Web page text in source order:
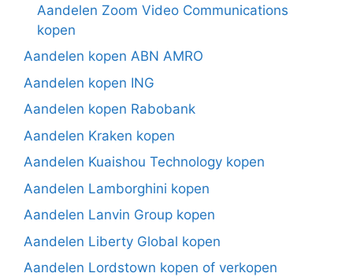
Aandelen Zoom Video Communications
kopen
Aandelen kopen ABN AMRO
Aandelen kopen ING
Aandelen kopen Rabobank
Aandelen Kraken kopen
Aandelen Kuaishou Technology kopen
Aandelen Lamborghini kopen
Aandelen Lanvin Group kopen
Aandelen Liberty Global kopen
Aandelen Lordstown kopen of verkopen